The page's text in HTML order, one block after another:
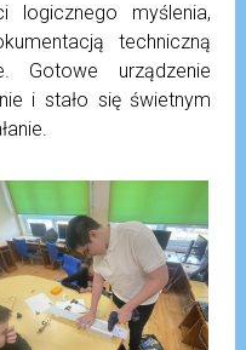
logicznego myślenia,
techniczną
Gotowe urządzenie
i stało się świetnym